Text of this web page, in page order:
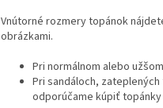
Vnútorné rozmery topánok
obrázkami.
Pri normálnom alebo
Pri sandáloch,
odporúčame kúpiť topánky